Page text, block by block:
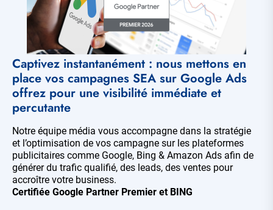
Captivez instantanément : nous mettons en
place vos campagnes SEA sur Google Ads
offrez pour une visibilité immédiate et
percutante
Notre équipe média vous accompagne dans la stratégie
et l’optimisation de vos campagne sur les plateformes
publicitaires comme Google, Bing & Amazon Ads afin de
générer du trafic qualifié, des leads, des ventes pour
accroître votre business.
Certifiée Google Partner Premier et BING